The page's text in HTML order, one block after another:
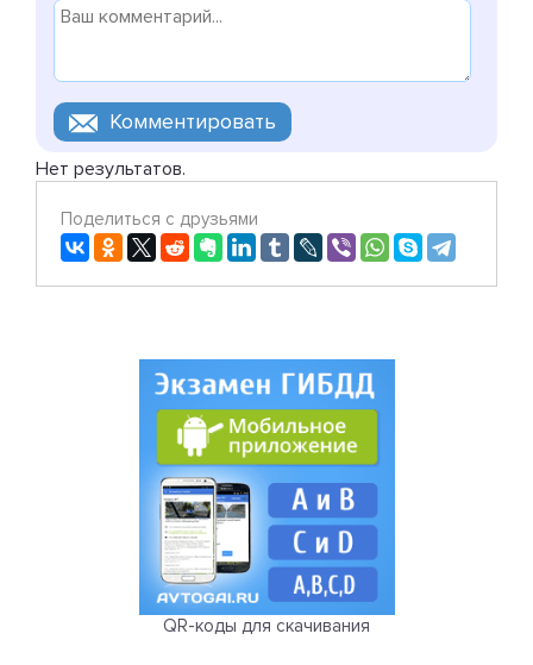
Нет результатов.
Поделиться с друзьями
QR-коды для скачивания